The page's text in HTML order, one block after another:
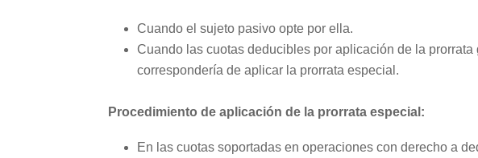
Cuando el sujeto pasivo opte por ella.
Cuando las cuotas deducibles por aplicación de la
correspondería de aplicar la prorrata especial.
Procedimiento de aplicación de la prorrata especial:
En las cuotas soportadas en operaciones con derecho a